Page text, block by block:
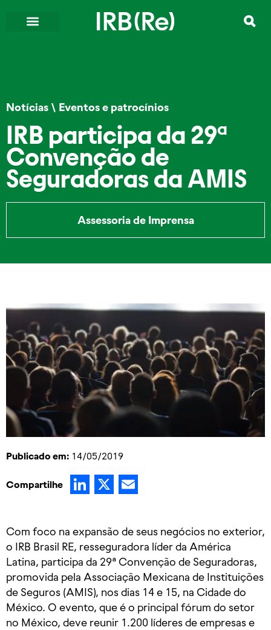
Notícias \ Eventos e patrocínios
IRB participa da 29ª
Convenção de
Seguradoras da AMIS
Assessoria de Imprensa
Publicado em: 14/05/2019
Compartilhe LinkedIn
X
Com foco na expansão de seus negócios no exterior,
o IRB Brasil RE, resseguradora líder da América
Latina, participa da 29ª Convenção de Seguradoras,
promovida pela Associação Mexicana de Instituições
de Seguros (AMIS), nos dias 14 e 15, na Cidade do
México. O evento, que é o principal fórum do setor
no México, deve reunir 1.200 líderes de empresas e